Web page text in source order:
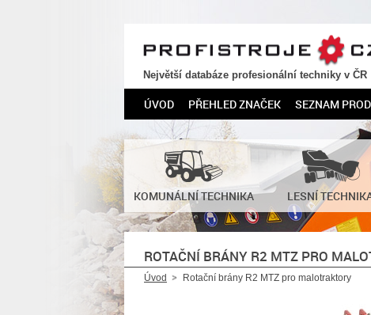
PROFISTROJE.CZ
Největší databáze profesionální techniky v ČR
ÚVOD PŘEHLED ZNAČEK SEZNAM
KOMUNÁLNÍ TECHNIKA LESNÍ
ROTAČNÍ BRÁNY R2 MTZ PRO
Úvod Rotační brány R2 MTZ pro malotraktory